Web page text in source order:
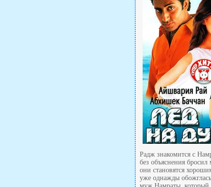
Радж знакомится с
без объяснения
они становятся
уже однажды